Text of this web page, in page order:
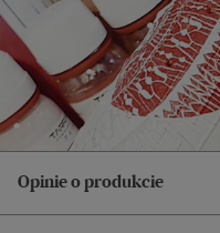
Opinie o produkcie